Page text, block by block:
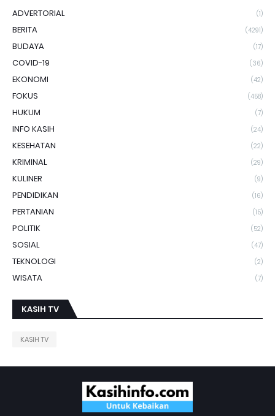
ADVERTORIAL (1)
BERITA (4291)
BUDAYA (17)
COVID-19 (36)
EKONOMI (42)
FOKUS (458)
HUKUM (7)
INFO KASIH (24)
KESEHATAN (22)
KRIMINAL (29)
KULINER (9)
PENDIDIKAN (16)
PERTANIAN (15)
POLITIK (52)
SOSIAL (47)
TEKNOLOGI (2)
WISATA (7)
KASIH TV
KASIH TV